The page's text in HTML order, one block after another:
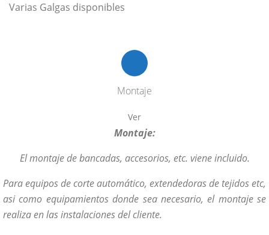
Varias Galgas disponibles
Montaje
Ver
Montaje:
El montaje de bancadas, accesorios, etc. viene incluido.
Para equipos de corte automático, extendedoras de tejidos etc,
asi como equipamientos donde sea necesario, el montaje se
realiza en las instalaciones del cliente.